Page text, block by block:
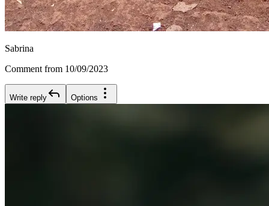
Sabrina
Comment from 10/09/2023
Write reply Options